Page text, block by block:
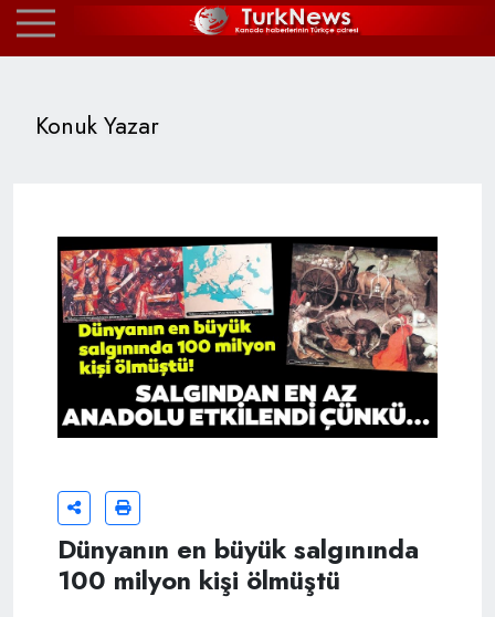
Konuk Yazar
Dünyanın en büyük salgınında
100 milyon kişi ölmüştü